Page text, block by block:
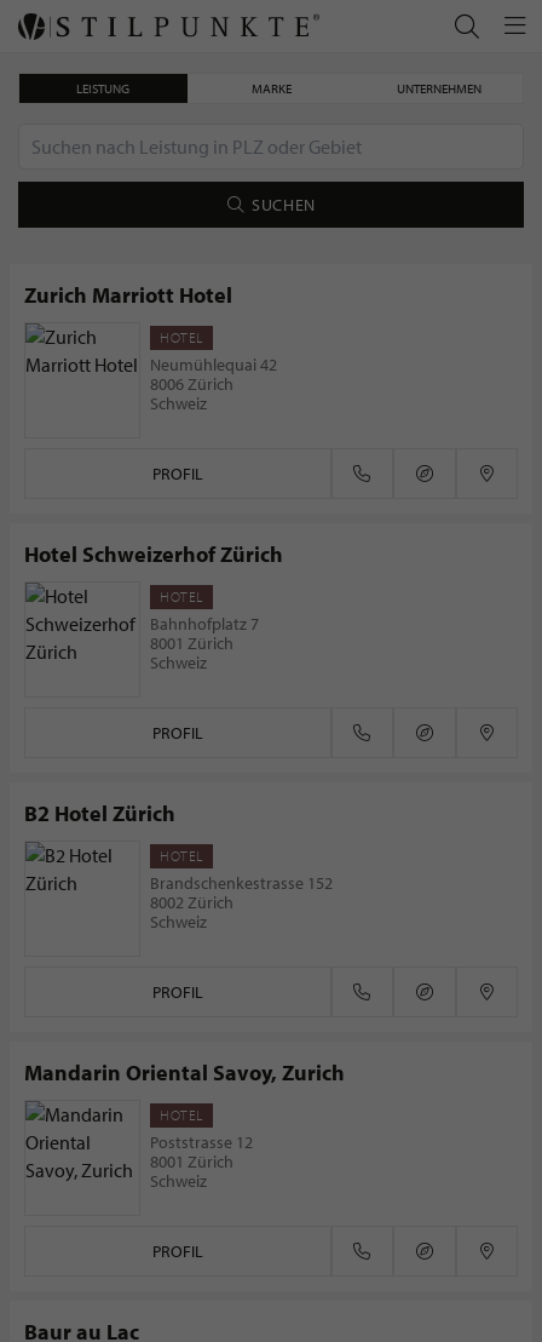
Lanserhof Sylt
LEISTUNG MARKE UNTERNEHMEN
SUCHEN
Zurich Marriott Hotel
HOTEL
Neumühlequai 42
8006 Zürich
Schweiz
PROFIL
Hotel Schweizerhof Zürich
HOTEL
Bahnhofplatz 7
8001 Zürich
Schweiz
PROFIL
B2 Hotel Zürich
HOTEL
Brandschenkestrasse 152
8002 Zürich
Schweiz
PROFIL
Mandarin Oriental Savoy, Zurich
HOTEL
Poststrasse 12
8001 Zürich
Schweiz
PROFIL
Baur au Lac